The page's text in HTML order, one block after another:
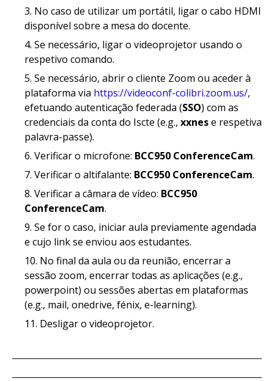
No caso de utilizar um portátil, ligar o cabo HDMI
disponível sobre a mesa do docente.
Se necessário, ligar o videoprojetor usando o
respetivo comando.
Se necessário, abrir o cliente Zoom ou aceder à
plataforma via https://videoconf-colibri.zoom.us/,
efetuando autenticação federada (SSO) com as
credenciais da conta do Iscte (e.g., xxnese respetiva
palavra-passe).
Verificar o microfone: BCC950 ConferenceCam.
Verificar o altifalante: BCC950 ConferenceCam.
Verificar a câmara de vídeo: BCC950
ConferenceCam.
Se for o caso, iniciar aula previamente agendada
e cujo link se enviou aos estudantes.
No final da aula ou da reunião, encerrar a
sessão zoom, encerrar todas as aplicações (e.g.,
powerpoint) ou sessões abertas em plataformas
(e.g., mail, onedrive, fénix, e-learning).
Desligar o videoprojetor.